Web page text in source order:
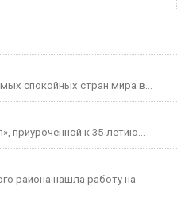
спокойных стран мира в...
приуроченной к 35-летию...
района нашла работу на